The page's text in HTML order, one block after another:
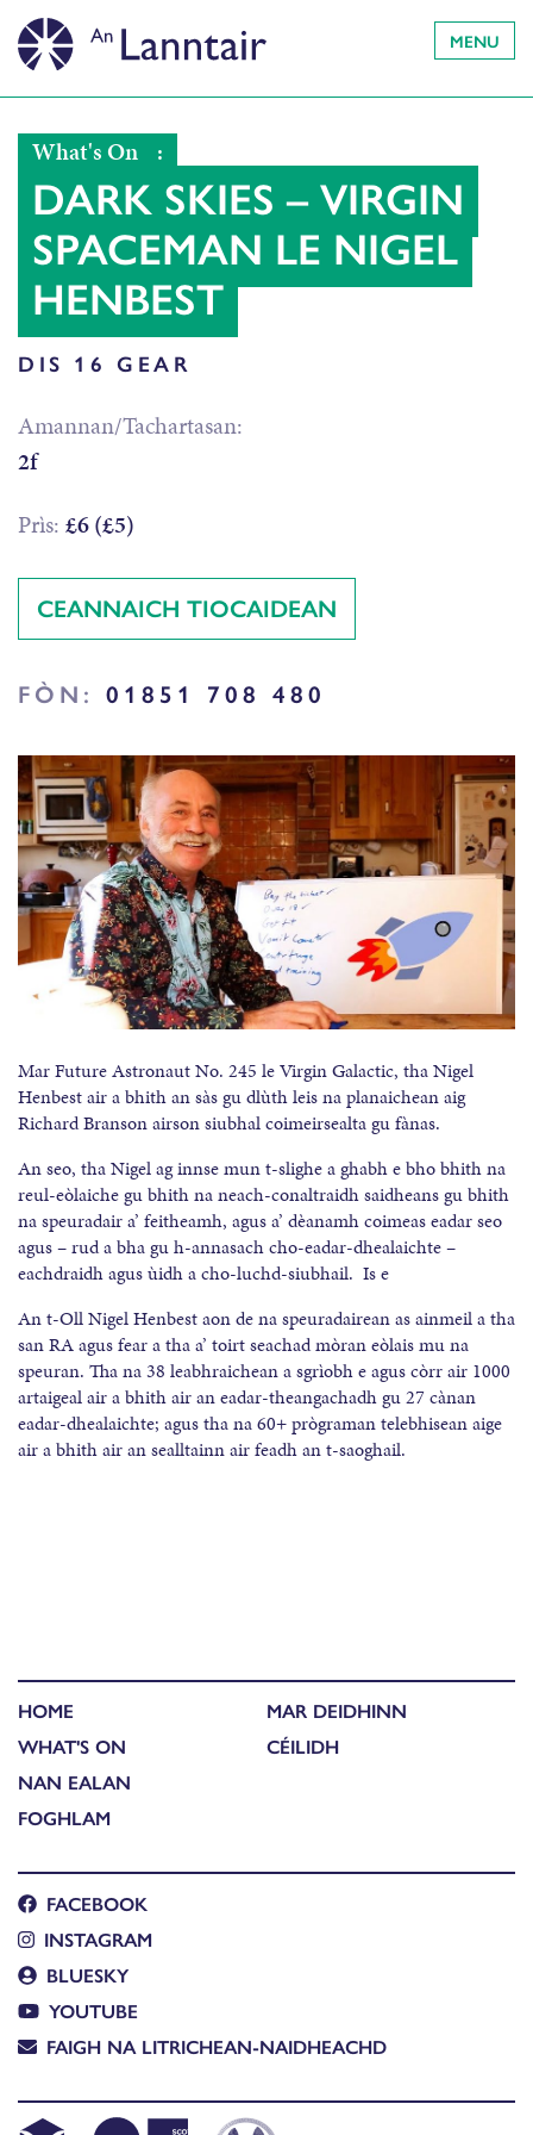
MENU
What's On :
DARK SKIES – VIRGIN
SPACEMAN LE NIGEL
HENBEST
DIS 16 GEAR
Amannan/Tachartasan:
2f
Prìs: £6 (£5)
CEANNAICH TIOCAIDEAN
FÒN: 01851 708 480
Mar Future Astronaut No. 245 le Virgin Galactic, tha Nigel
Henbest air a bhith an sàs gu dlùth leis na planaichean aig
Richard Branson airson siubhal coimeirsealta gu fànas.
An seo, tha Nigel ag innse mun t-slighe a ghabh e bho bhith na
reul-eòlaiche gu bhith na neach-conaltraidh saidheans gu bhith
na speuradair a’ feitheamh, agus a’ dèanamh coimeas eadar seo
agus – rud a bha gu h-annasach cho-eadar-dhealaichte –
eachdraidh agus ùidh a cho-luchd-siubhail. Is e
An t-Oll Nigel Henbest aon de na speuradairean as ainmeil a tha
san RA agus fear a tha a’ toirt seachad mòran eòlais mu na
speuran. Tha na 38 leabhraichean a sgrìobh e agus còrr air 1000
artaigeal air a bhith air an eadar-theangachadh gu 27 cànan
eadar-dhealaichte; agus tha na 60+ prògraman telebhisean aige
air a bhith air an sealltainn air feadh an t-saoghail.
HOME
WHAT'S ON
NAN EALAN
FOGHLAM
MAR DEIDHINN
CÉILIDH
FACEBOOK
INSTAGRAM
BLUESKY
YOUTUBE
FAIGH NA LITRICHEAN-NAIDHEACHD